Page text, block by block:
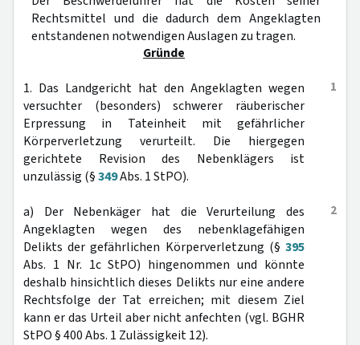
Rechtsmittel und die dadurch dem Angeklagten
entstandenen notwendigen Auslagen zu tragen.
Gründe
1
1. Das Landgericht hat den Angeklagten wegen
versuchter (besonders) schwerer räuberischer
Erpressung in Tateinheit mit gefährlicher
Körperverletzung verurteilt. Die hiergegen
gerichtete Revision des Nebenklägers ist
unzulässig (§349Abs. 1 StPO).
2
a) Der Nebenkäger hat die Verurteilung des
Angeklagten wegen des nebenklagefähigen
Delikts der gefährlichen Körperverletzung (§ 395
Abs. 1 Nr. 1c StPO) hingenommen und könnte
deshalb hinsichtlich dieses Delikts nur eine andere
Rechtsfolge der Tat erreichen; mit diesem Ziel
kann er das Urteil aber nicht anfechten (vgl. BGHR
StPO § 400 Abs. 1 Zulässigkeit 12).